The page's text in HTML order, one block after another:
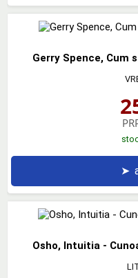
Gerry Spence, Cum
➤
Osho, Intuitia -